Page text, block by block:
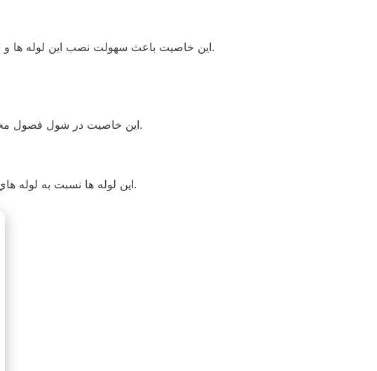
اين خاصيت باعث سهولت نصب اين لوله ها و نياز به كاربرد اتصالات كمتر مي‌گردد .شعاع مجاز خمش لوله پلي اتيلن به طور متوسط 20 برابر قطر خارجي آن مي باشد.
این خاصیت در شول فصول مختلف و انقباض و انبساط طولی لوله مشخص میشود و در برابر دیگر انواع لوله‌ها مناسبترین خاصیت جمع شوندگی را دارد.
اين لوله ها نسبت به لوله هاي فولادي داراي وزن بسيار كمتري بوده، در نتيجه حمل و نقل و انبار نمودن آنها آسانتر بوده و با هزينه كمتري انجام مي‌شود.